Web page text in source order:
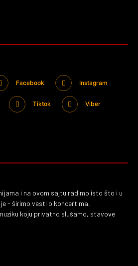
Facebook Instagram
Tiktok Viber
i na ovom sajtu radimo isto što i u
- širimo vesti o koncertima,
koju privatno slušamo, stavove